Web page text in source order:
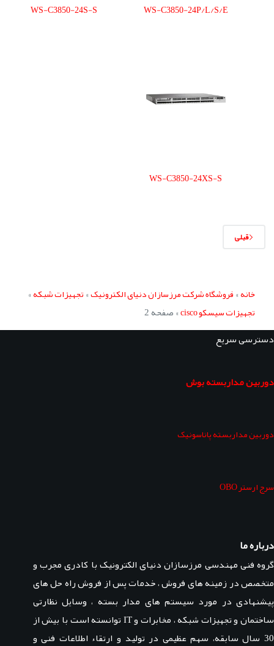
WS-C3850-24P/L/S/E
WS-C3850-24S-S
WS-C3850-24XS-S
قبلی
خانه»فروشگاه شرکت مرزسازان دنیای الکترونیک»تجهیزات شبکه»
تجهیزات سیسکو cisco »صفحه 2
دسترسی سریع
دوربین مداربسته بوش
دوربین مداربسته پاناسونیک
سرج ارستر OBO
درباره ما
گروه فنی مهندسی مرزسازان دنیای الکترونیک با کادری مجرب و
متخصص در زمینه های فروش ، خدمات پس از فروش راه حل های
پیشنهادی در مورد سیستم های مدار بسته ، وسایل نظارتی
ساختمان و تجهیزات شبکه ، مخابرات و IT توانسته است با بیش از
30 سال سابقه، سهم عظیمی در تولید و ارتقاء اطلاعات فنی و